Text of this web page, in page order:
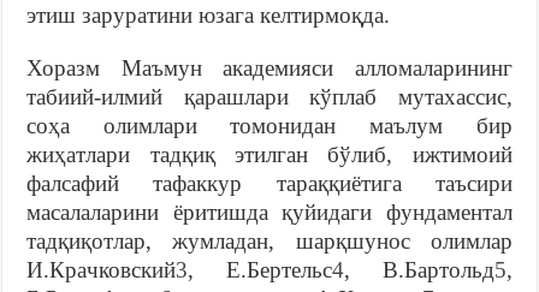
этиш заруратини юзага келтирмоқда.
Хорaзм Мaъмун aкaдeмияси aлломaлaрининг
табиий-илмий қарашлари кўплаб мутахассис,
соҳа олимлари томонидан маълум бир
жиҳатлари тадқиқ этилган бўлиб, ижтимоий
фалсафий тафаккур тараққиётига таъсири
масалаларини ёритишда қуйидаги фундаментал
тадқиқотлар, жумладан, шарқшунос олимлар
И.Крaчковский3, E.Бeртeльс4, В.Бaртольд5,